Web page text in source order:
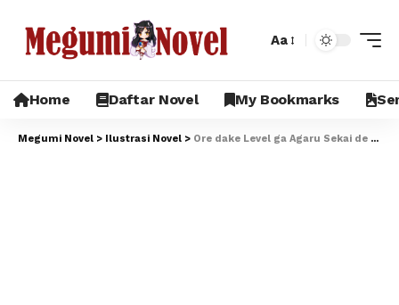
Aa
Home Daftar Novel My Bookmarks
Megumi Novel > Ilustrasi Novel > Ore dake Level ga Agaru Sekai de Akutoku Ryoushu ni Natteita Volume 1